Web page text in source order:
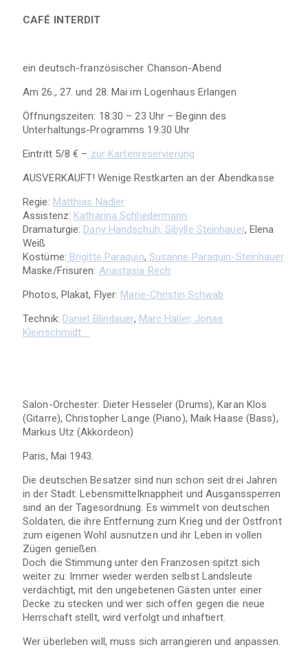
CAFÉ INTERDIT
ein deutsch-französischer Chanson-Abend
Am 26., 27. und 28. Mai im Logenhaus Erlangen
Öffnungszeiten: 18:30 – 23 Uhr – Beginn des
Unterhaltungs-Programms 19:30 Uhr
Eintritt 5/8 € – zur Kartenreservierung
AUSVERKAUFT! Wenige Restkarten an der Abendkasse
Regie: Matthias Nadler
Assistenz: Katharina Schliedermann
Dramaturgie: Dany Handschuh, Sibylle Steinhauer, Elena
Weiß
Kostüme: Brigitte Paraquin, Susanne Paraquin-Steinhauer
Maske/Frisuren: Anastasia Rech
Photos, Plakat, Flyer: Marie-Christin Schwab
Technik: Daniel Blindauer, Marc Haller, Jonas
Kleinschmidt
Salon-Orchester: Dieter Hesseler (Drums), Karan Klos
(Gitarre), Christopher Lange (Piano), Maik Haase (Bass),
Markus Utz (Akkordeon)
Paris, Mai 1943.
Die deutschen Besatzer sind nun schon seit drei Jahren
in der Stadt: Lebensmittelknappheit und Ausganssperren
sind an der Tagesordnung. Es wimmelt von deutschen
Soldaten, die ihre Entfernung zum Krieg und der Ostfront
zum eigenen Wohl ausnutzen und ihr Leben in vollen
Zügen genießen.
Doch die Stimmung unter den Franzosen spitzt sich
weiter zu: Immer wieder werden selbst Landsleute
verdächtigt, mit den ungebetenen Gästen unter einer
Decke zu stecken und wer sich offen gegen die neue
Herrschaft stellt, wird verfolgt und inhaftiert.
Wer überleben will, muss sich arrangieren und anpassen.